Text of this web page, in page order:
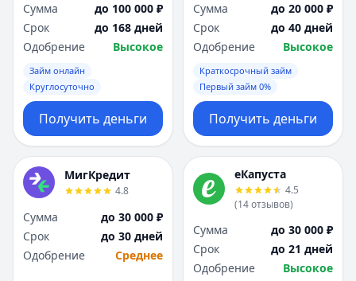
Сумма
до 100 000 ₽
Срок
до 168 дней
Одобрение
Высокое
Займ онлайн
Круглосуточно
Получить деньги
Сумма
до 20 000 ₽
Срок
до 40 дней
Одобрение
Высокое
Краткосрочный займ
Первый займ 0%
Получить деньги
МигКредит
4.8
Сумма
до 30 000 ₽
Срок
до 30 дней
Одобрение
Среднее
еКапуста
4.5
(14отзывов)
Сумма
до 30 000 ₽
Срок
до 21 дней
Одобрение
Высокое